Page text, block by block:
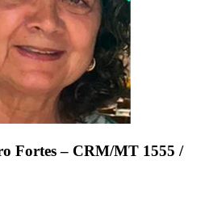
Fortes – CRM/MT 1555 /